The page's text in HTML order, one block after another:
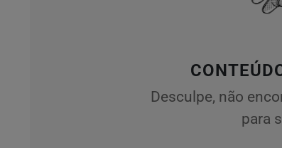
Desculpe, não
para